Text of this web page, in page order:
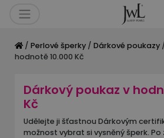
/ Perlové šperky / Dárkové poukazy
hodnotě 10.000 Kč
Dárkový poukaz v
Kč
Udělejte ji šťastnou Dárkovým
možnost vybrat si vysněný šperk.